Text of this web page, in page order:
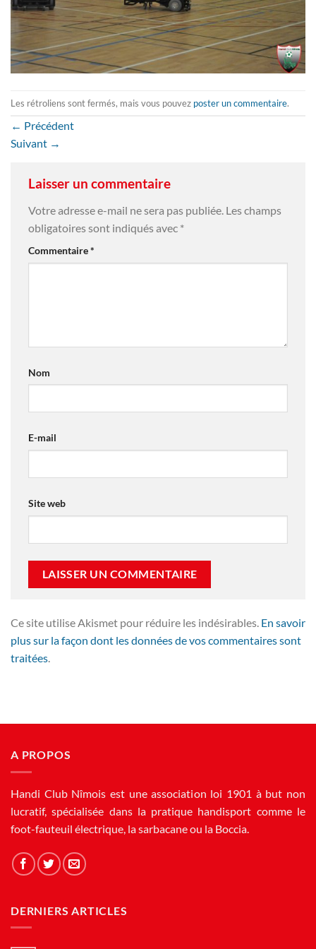
Les rétroliens sont fermés, mais vous pouvez poster un commentaire.
← Précédent
Suivant →
Laisser un commentaire
Votre adresse e-mail ne sera pas publiée. Les champs
obligatoires sont indiqués avec *
Commentaire*
Nom
E-mail
Site web
Ce site utilise Akismet pour réduire les indésirables. En savoir
plus sur la façon dont les données de vos commentaires sont
traitées.
A PROPOS
Handi Club Nîmois est une association loi 1901 à but non
lucratif, spécialisée dans la pratique handisport comme le
foot-fauteuil électrique, la sarbacane ou la Boccia.
DERNIERS ARTICLES